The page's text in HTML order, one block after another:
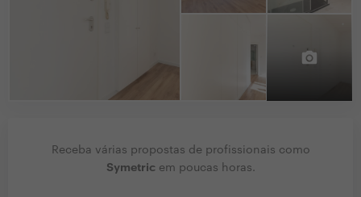
Receba várias propostas de profissionais como
Symetricem poucas horas.